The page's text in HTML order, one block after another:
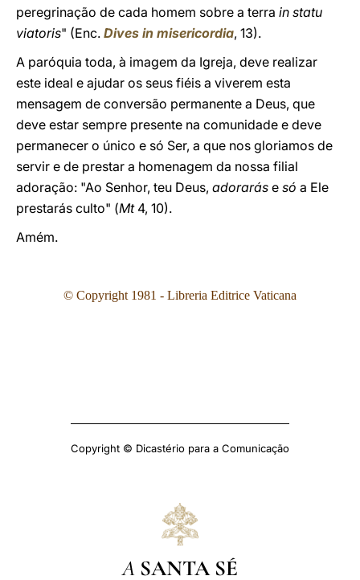
peregrinação de cada homem sobre a terra in statu
viatoris" (Enc. Dives in misericordia, 13).
A paróquia toda, à imagem da Igreja, deve realizar
este ideal e ajudar os seus fiéis a viverem esta
mensagem de conversão permanente a Deus, que
deve estar sempre presente na comunidade e deve
permanecer o único e só Ser, a que nos gloriamos de
servir e de prestar a homenagem da nossa filial
adoração: "Ao Senhor, teu Deus, adorarás e só a Ele
prestarás culto" (Mt4, 10).
Amém.
© Copyright 1981 - Libreria Editrice Vaticana
Copyright © Dicastério para a Comunicação
A SANTA SÉ